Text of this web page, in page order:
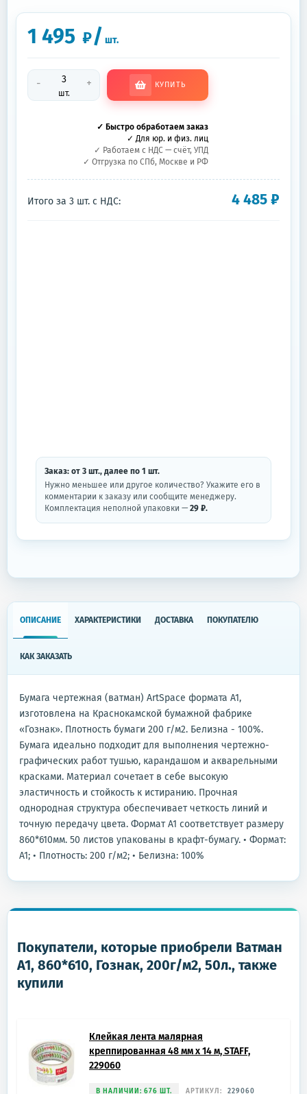
1 495 ₽/ шт.
-
шт.
+ КУПИТЬ
✓ Быстро обработаем заказ
✓ Для юр. и физ. лиц
✓ Работаем с НДС — счёт, УПД
✓ Отгрузка по СПб, Москве и РФ
Итого за 3 шт. с НДС: 4 485₽
Заказ: от 3 шт., далее по 1 шт.
Нужно меньшее или другое количество? Укажите его в
комментарии к заказу или сообщите менеджеру.
Комплектация неполной упаковки — 29 ₽.
ОПИСАНИЕ ХАРАКТЕРИСТИКИ ДОСТАВКА ПОКУПАТЕЛЮ
КАК ЗАКАЗАТЬ
Бумага чертежная (ватман) ArtSpace формата А1,
изготовлена на Краснокамской бумажной фабрике
«Гознак». Плотность бумаги 200 г/м2. Белизна - 100%.
Бумага идеально подходит для выполнения чертежно-
графических работ тушью, карандашом и акварельными
красками. Материал сочетает в себе высокую
эластичность и стойкость к истиранию. Прочная
однородная структура обеспечивает четкость линий и
точную передачу цвета. Формат А1 соответствует размеру
860*610мм. 50 листов упакованы в крафт-бумагу. • Формат:
А1; • Плотность: 200 г/м2; • Белизна: 100%
Покупатели, которые приобрели Ватман
А1, 860*610, Гознак, 200г/м2, 50л., также
купили
Клейкая лента малярная
креппированная 48 мм x 14 м, STAFF,
229060
В НАЛИЧИИ: 676 ШТ. АРТИКУЛ: 229060